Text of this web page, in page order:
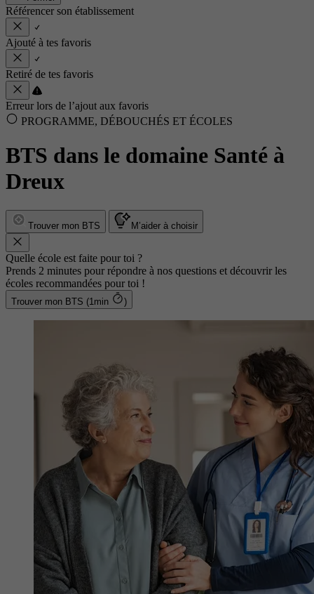
Référencer son établissement
Ajouté à tes favoris
Retiré de tes favoris
Erreur lors de l’ajout aux favoris
PROGRAMME, DÉBOUCHÉS ET ÉCOLES
BTS dans le domaine Santé à
Dreux
Trouver mon BTS M’aider à choisir
Quelle école est faite pour toi ?
Prends 2 minutes pour répondre à nos questions et découvrir les
écoles recommandées pour toi !
Trouver mon BTS (1min )